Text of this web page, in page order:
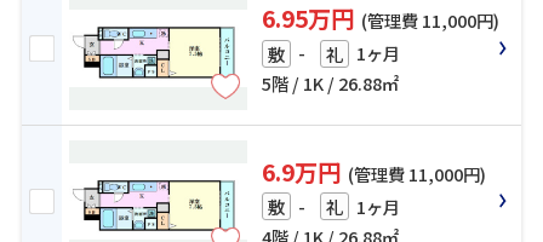
6.95万円 (管理費 11,000円)
敷 - 礼 1ヶ月
5階 / 1K / 26.88㎡
6.9万円 (管理費 11,000円)
敷 - 礼 1ヶ月
4階 / 1K / 26.88㎡